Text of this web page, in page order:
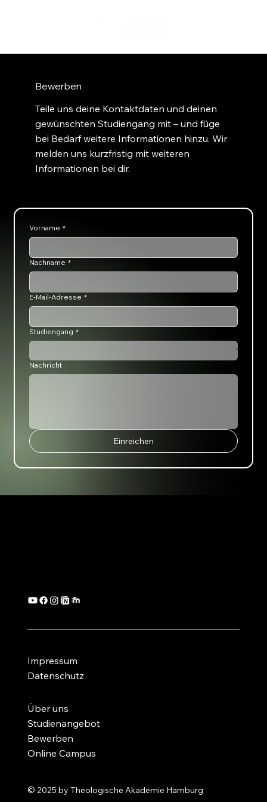
Bewerben
Teile uns deine Kontaktdaten und deinen
gewünschten Studiengang mit – und füge
bei Bedarf weitere Informationen hinzu. Wir
melden uns kurzfristig mit weiteren
Informationen bei dir.
Vorname *
Nachname *
E-Mail-Adresse *
Studiengang *
Nachricht
Einreichen
Über uns
Studienangebot
Bewerben
Online Campus
Impressum
Datenschutz
© 2025 by Theologische Akademie Hamburg